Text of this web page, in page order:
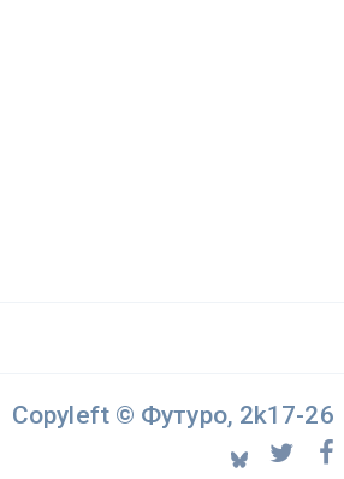
Copyleft © Футуро, 2k17-26